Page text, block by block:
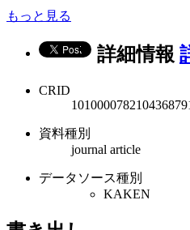
もっと見る
詳細情報
CRID
資料種別
journal article
データソース種別
KAKEN